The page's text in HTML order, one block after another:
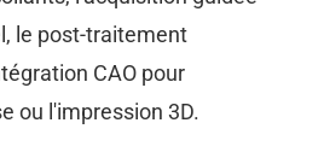
le post-traitement
CAO pour
ou l'impression 3D.